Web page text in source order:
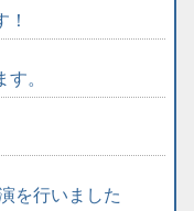
。
を行いました